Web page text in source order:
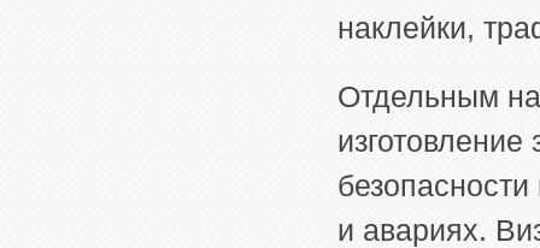
наклейки,
Отдельным
и авариях.